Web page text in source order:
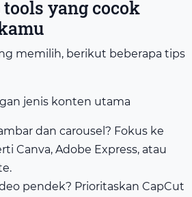
yang cocok
memilih, berikut beberapa tips
jenis konten utama
dan carousel? Fokus ke
Canva, Adobe Express, atau
pendek? Prioritaskan CapCut